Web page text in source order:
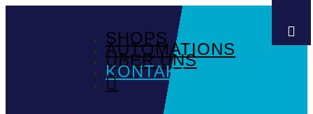
SHOPS
AUTOMATIONS
ÜBER UNS
KONTAKT
